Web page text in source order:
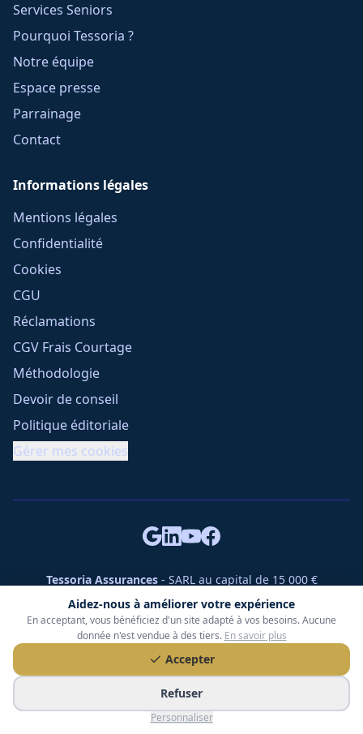
Aidez-nous à améliorer votre expérience
En acceptant, vous bénéficiez d'un site adapté à vos besoins. Aucune
donnée n'est vendue à des tiers. En savoir plus
Accepter
Refuser
Personnaliser
Services Seniors
Pourquoi Tessoria ?
Notre équipe
Espace presse
Parrainage
Contact
Informations légales
Mentions légales
Confidentialité
Cookies
CGU
Réclamations
CGV Frais Courtage
Méthodologie
Devoir de conseil
Politique éditoriale
Gérer mes cookies
Tessoria Assurances- SARL au capital de 15 000 €
ORIAS n° 25007309 - RCS 990 206 179 - Membre du réseau
360 Courtage
RC Pro : Klarity - Contrat n° CCOUK000785
49 chemin des Gardettes Sine, 06570 Saint-Paul-de-Vence
© Tessoria Assurances. Tous droits réservés.